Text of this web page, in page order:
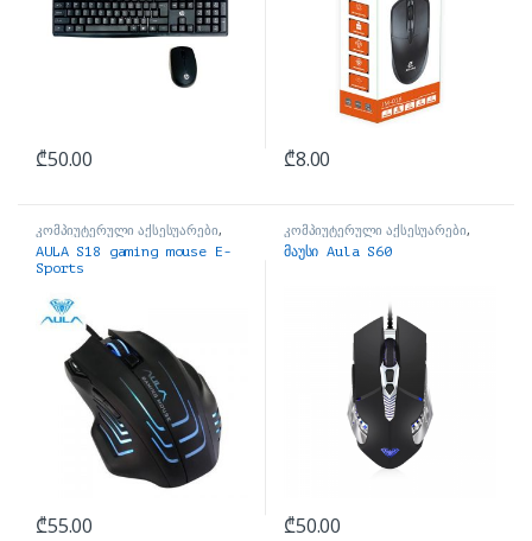
₾50.00 ₾8.00
კომპიუტერული აქსესუარები,
მაუსები
AULA S18 gaming mouse E-
Sports
₾55.00
კომპიუტერული აქსესუარები,
მაუსები
მაუსი Aula S60
₾50.00